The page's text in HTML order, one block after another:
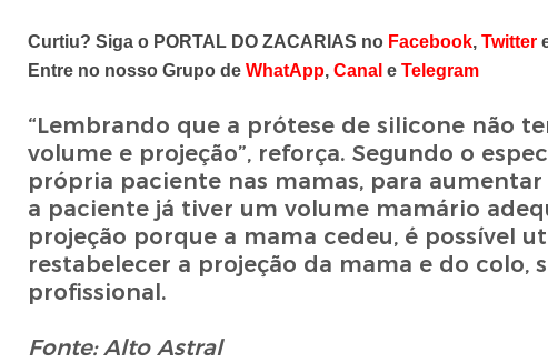
Curtiu? Siga o PORTAL DO ZACARIAS no Facebook, Twitter
Entre no nosso Grupo de WhatApp, Canal e Telegram
“Lembrando que a prótese de silicone não
volume e projeção”, reforça. Segundo o
própria paciente nas mamas, para
a paciente já tiver um volume mamário
projeção porque a mama cedeu, é possível
restabelecer a projeção da mama e do colo,
profissional.
Fonte: Alto Astral